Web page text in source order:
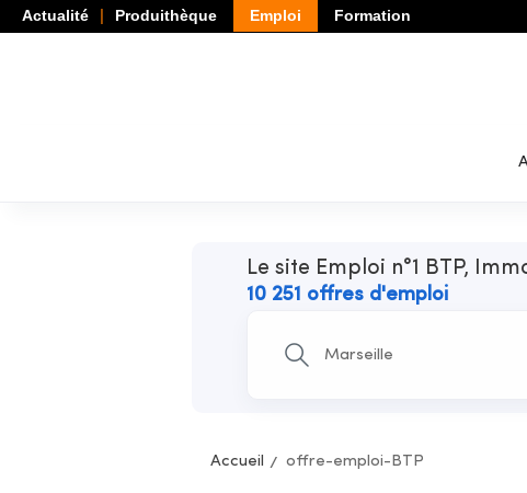
Actualité Produithèque Emploi Formation
Le site Emploi n°1 BTP,
10 251 offres d'emploi
Accueil offre-emploi-BTP